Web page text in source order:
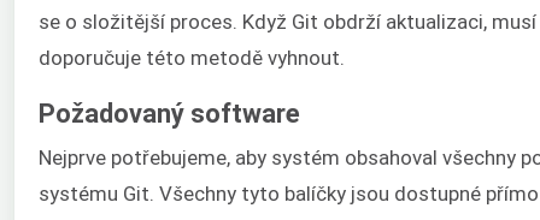
se o složitější proces. Když Git obdrží aktualizaci,
doporučuje této metodě vyhnout.
Požadovaný software
Nejprve potřebujeme, aby systém obsahoval všechny
systému Git. Všechny tyto balíčky jsou dostupné